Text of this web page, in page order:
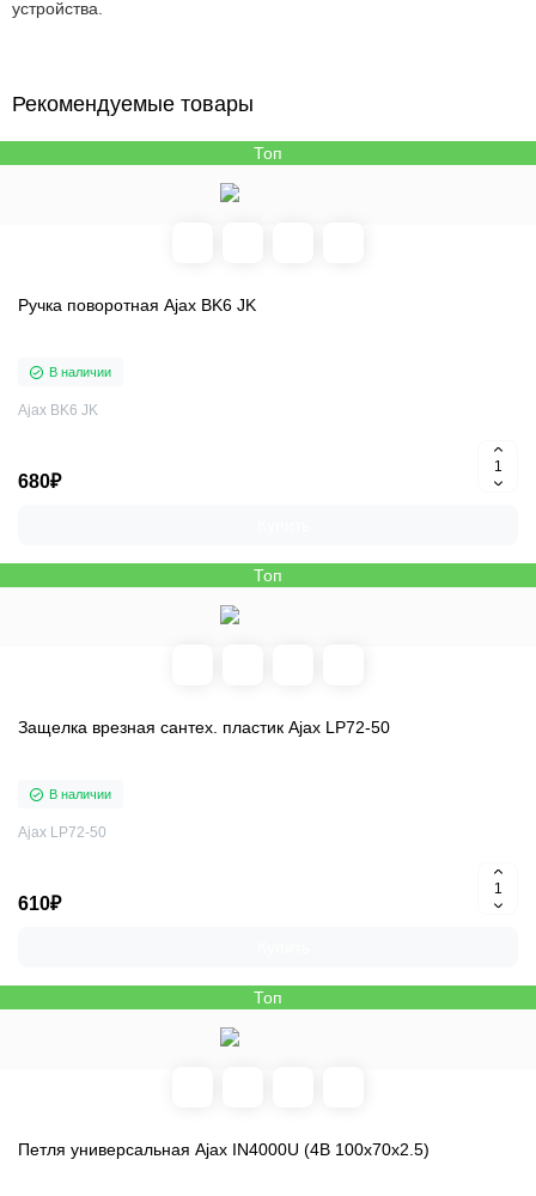
устройства.
Рекомендуемые товары
Топ
Ручка поворотная Ajax BK6 JK
В наличии
Ajax BK6 JK
680₽
Топ
Защелка врезная сантех. пластик Ajax LP72-50
В наличии
Ajax LP72-50
610₽
Топ
Петля универсальная Ajax IN4000U (4B 100х70х2.5)